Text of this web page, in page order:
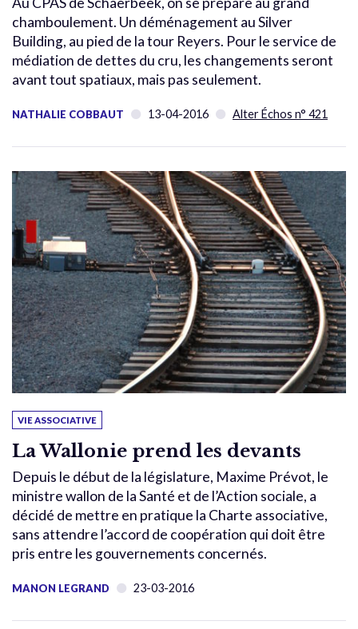
chamboulement. Un déménagement au Silver
Building, au pied de la tour Reyers. Pour le service de
médiation de dettes du cru, les changements seront
avant tout spatiaux, mais pas seulement.
NATHALIE COBBAUT 13-04-2016 Alter Échos n° 421
VIE ASSOCIATIVE
La Wallonie prend les devants
Depuis le début de la législature, Maxime Prévot, le
ministre wallon de la Santé et de l’Action sociale, a
décidé de mettre en pratique la Charte associative,
sans attendre l’accord de coopération qui doit être
pris entre les gouvernements concernés.
MANON LEGRAND 23-03-2016